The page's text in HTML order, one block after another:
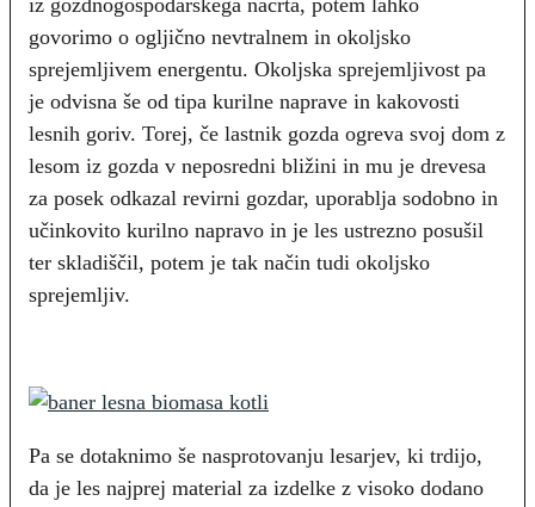
iz gozdnogospodarskega načrta, potem lahko
govorimo o ogljično nevtralnem in okoljsko
sprejemljivem energentu. Okoljska sprejemljivost pa
je odvisna še od tipa kurilne naprave in kakovosti
lesnih goriv. Torej, če lastnik gozda ogreva svoj dom z
lesom iz gozda v neposredni bližini in mu je drevesa
za posek odkazal revirni gozdar, uporablja sodobno in
učinkovito kurilno napravo in je les ustrezno posušil
ter skladiščil, potem je tak način tudi okoljsko
sprejemljiv.
Pa se dotaknimo še nasprotovanju lesarjev, ki trdijo,
da je les najprej material za izdelke z visoko dodano